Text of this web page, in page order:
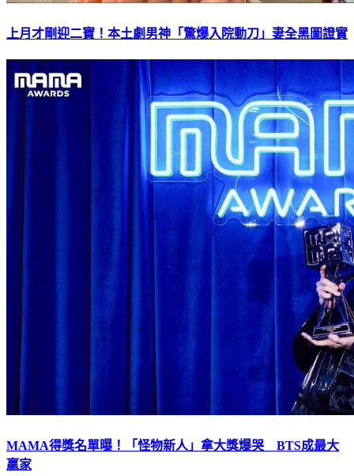
上月才剛迎二寶！本土劇男神「驚爆入院動刀」妻全黑圖證實
MAMA得獎名單曝！「怪物新人」拿大獎爆哭 BTS成最大
贏家